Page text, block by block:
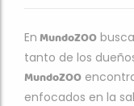
En MundoZOO
tanto de los
MundoZOO
enfocados en la